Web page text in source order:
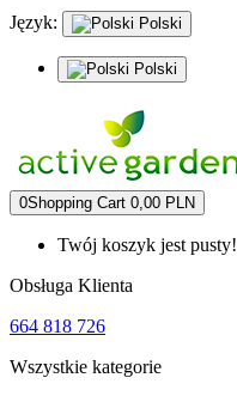
Język: Polski
Polski
0Shopping Cart 0,00 PLN
Twój koszyk jest pusty!
Obsługa Klienta
664 818 726
Wszystkie kategorie